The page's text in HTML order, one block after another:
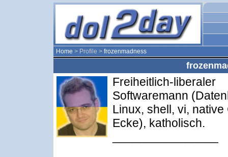
Home > Profile > frozenmadness
Freiheitlich-liberaler
Softwaremann
Linux, shell, vi, native
Ecke), katholisch.